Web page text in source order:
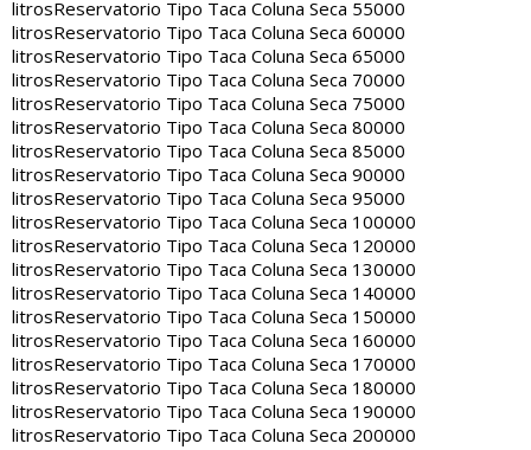
litrosReservatorio Tipo Taca Coluna Seca 55000
litrosReservatorio Tipo Taca Coluna Seca 60000
litrosReservatorio Tipo Taca Coluna Seca 65000
litrosReservatorio Tipo Taca Coluna Seca 70000
litrosReservatorio Tipo Taca Coluna Seca 75000
litrosReservatorio Tipo Taca Coluna Seca 80000
litrosReservatorio Tipo Taca Coluna Seca 85000
litrosReservatorio Tipo Taca Coluna Seca 90000
litrosReservatorio Tipo Taca Coluna Seca 95000
litrosReservatorio Tipo Taca Coluna Seca 100000
litrosReservatorio Tipo Taca Coluna Seca 120000
litrosReservatorio Tipo Taca Coluna Seca 130000
litrosReservatorio Tipo Taca Coluna Seca 140000
litrosReservatorio Tipo Taca Coluna Seca 150000
litrosReservatorio Tipo Taca Coluna Seca 160000
litrosReservatorio Tipo Taca Coluna Seca 170000
litrosReservatorio Tipo Taca Coluna Seca 180000
litrosReservatorio Tipo Taca Coluna Seca 190000
litrosReservatorio Tipo Taca Coluna Seca 200000